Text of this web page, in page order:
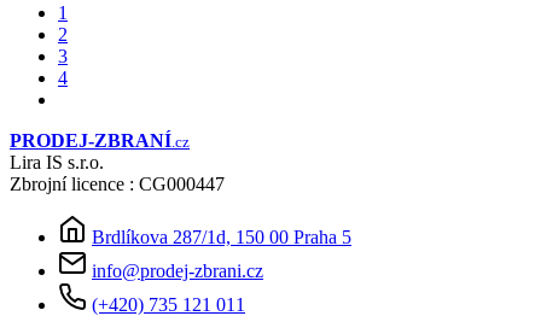
1
2
3
4
PRODEJ-ZBRANÍ .cz
Lira IS s.r.o.
Zbrojní licence : CG000447
Brdlíkova 287/1d, 150 00 Praha 5
info@prodej-zbrani.cz
(+420) 735 121 011